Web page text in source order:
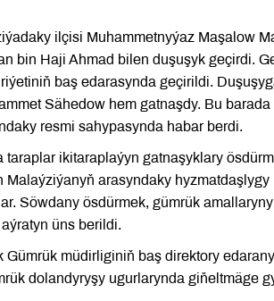
ilçisi Muhammetnyýaz Maşalow
bin Haji Ahmad bilen duşuşyk geçirdi.
baş edarasynda geçirildi.
Sähedow hem gatnaşdy. Bu
resmi sahypasynda habar berdi.
taraplar ikitaraplaýyn gatnaşyklary
Malaýziýanyň arasyndaky
Söwdany ösdürmek, gümrük
üns berildi.
Gümrük müdirliginiň baş direktory
dolandyryşy ugurlarynda giňeltmäge